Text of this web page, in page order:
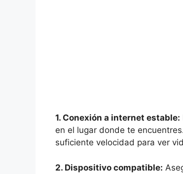
1. Conexión a internet estable:
en el lugar donde te
suficiente velocidad para ver
2. Dispositivo compatible: